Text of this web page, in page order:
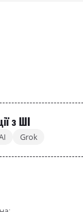
з ШІ
Grok